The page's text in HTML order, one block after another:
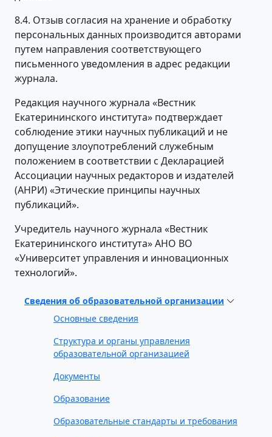
Сведения об образовательной организации
Основные сведения
Структура и органы управления
образовательной организацией
Документы
Образование
Образовательные стандарты и требования
8.4. Отзыв согласия на хранение и обработку
персональных данных производится авторами
путем направления соответствующего
письменного уведомления в адрес редакции
журнала.
Редакция научного журнала «Вестник
Екатерининского института» подтверждает
соблюдение этики научных публикаций и не
допущение злоупотреблений служебным
положением в соответствии с Декларацией
Ассоциации научных редакторов и издателей
(АНРИ) «Этические принципы научных
публикаций».
Учредитель научного журнала «Вестник
Екатерининского института» АНО ВО
«Университет управления и инновационных
технологий».